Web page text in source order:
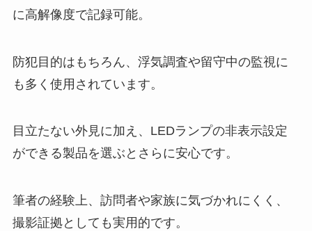
に高解像度で記録可能。
防犯目的はもちろん、浮気調査や留守中の監視に
も多く使用されています。
目立たない外見に加え、LEDランプの非表示設定
ができる製品を選ぶとさらに安心です。
筆者の経験上、訪問者や家族に気づかれにくく、
撮影証拠としても実用的です。